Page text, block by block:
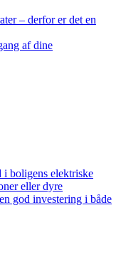
– derfor er det en
af dine
i boligens elektriske
eller dyre
god investering i både